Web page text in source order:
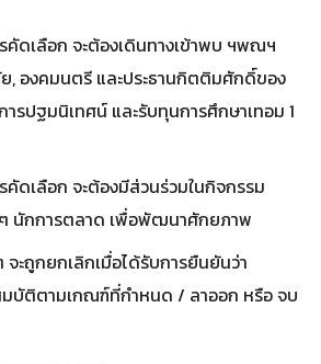
คัดเลือก จะต้องเดินทางเข้าพบ ฯพณฯ
องคมนตรี และประธานกิตติมศักดิ์ของ
ารปฐมนิเทศน์ และรับทุนการศึกษาเทอม 1
ดเลือก จะต้องมีส่วนร่วมในกิจกรรม
นักการตลาด เพื่อพัฒนาศักยภาพ
จะถูกยกเลิกเมื่อได้รับการยืนยันว่า
บัติตามเกณฑ์ที่กำหนด / ลาออก หรือ จบ